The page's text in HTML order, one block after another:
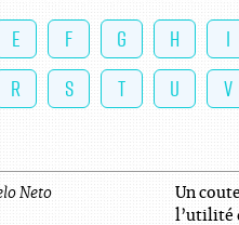
E F G H I
R S T U V
Neto
Un
l’utilité